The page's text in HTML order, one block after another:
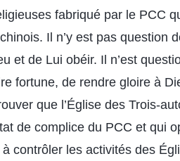
fabriqué par le PCC
Il n’y est pas question
et de Lui obéir. Il n’est
fortune, de rendre gloire à
que l’Église des Trois-
de complice du PCC et qui
contrôler les activités des